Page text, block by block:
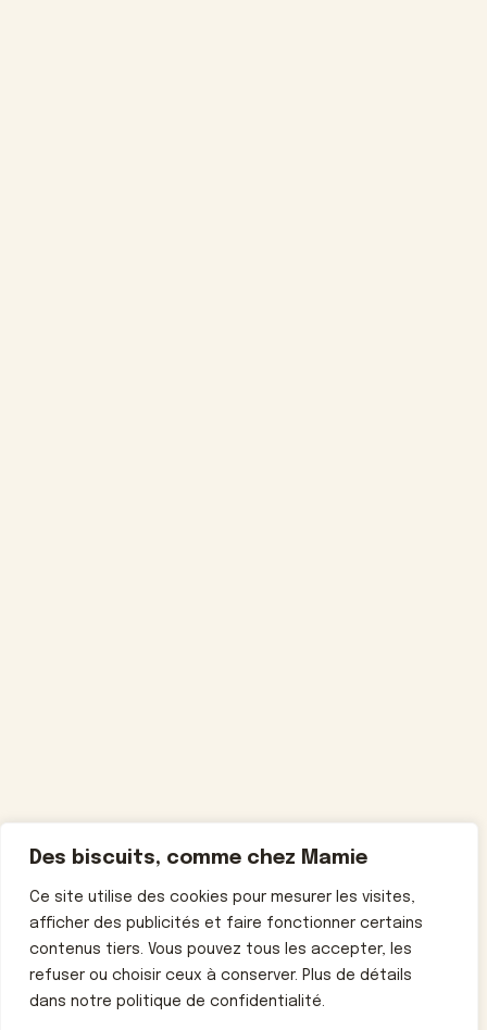
Des biscuits, comme chez Mamie
Ce site utilise des cookies pour mesurer les visites,
afficher des publicités et faire fonctionner certains
contenus tiers. Vous pouvez tous les accepter, les
refuser ou choisir ceux à conserver. Plus de détails
dans notre politique de confidentialité.